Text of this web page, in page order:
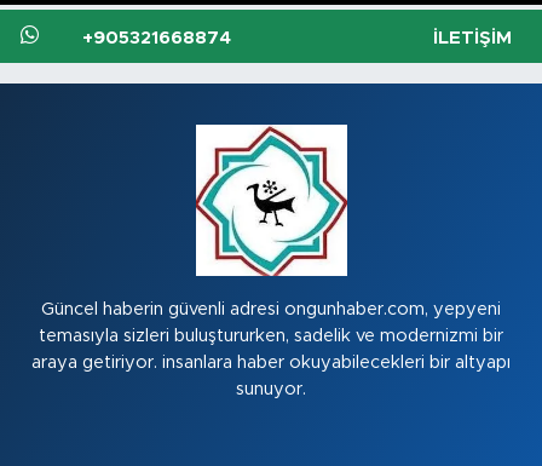
+905321668874 İLETIŞIM
Güncel haberin güvenli adresi ongunhaber.com, yepyeni
temasıyla sizleri buluştururken, sadelik ve modernizmi bir
araya getiriyor. insanlara haber okuyabilecekleri bir altyapı
sunuyor.